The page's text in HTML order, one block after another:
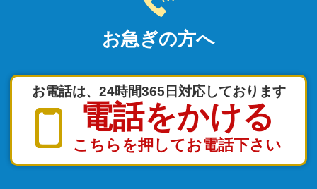
お急ぎの方へ
お電話は、24時間365日対応しております
電話をかける
こちらを押してお電話下さい